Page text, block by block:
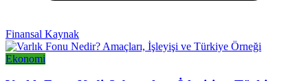
Finansal Kaynak
Ekonomi